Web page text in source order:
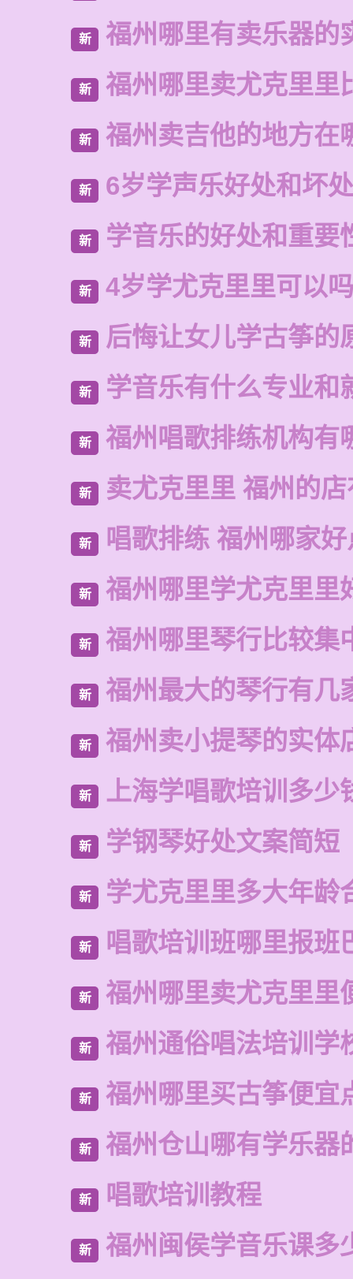
新 福州哪里有卖乐器的
新 福州哪里卖尤克里里
新 福州卖吉他的地方在
新 6岁学声乐好处和坏处
新 学音乐的好处和重要
新 4岁学尤克里里可以吗
新 后悔让女儿学古筝的
新 学音乐有什么专业和
新 福州唱歌排练机构有
新 卖尤克里里 福州的
新 唱歌排练 福州哪家好
新 福州哪里学尤克里里
新 福州哪里琴行比较集
新 福州最大的琴行有几
新 福州卖小提琴的实体
新 上海学唱歌培训多少
新 学钢琴好处文案简短
新 学尤克里里多大年龄
新 唱歌培训班哪里报班
新 福州哪里卖尤克里里
新 福州通俗唱法培训学
新 福州哪里买古筝便宜
新 福州仓山哪有学乐器
新 唱歌培训教程
新 福州闽侯学音乐课多